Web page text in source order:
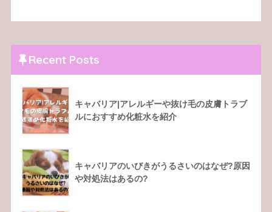
Recent Posts
キャバリア|アレルギーや抜け毛の皮膚トラブ
ルにおすすめ化粧水を紹介
キャバリアのいびきがうるさいのはなぜ?原因
や対処法はあるの?